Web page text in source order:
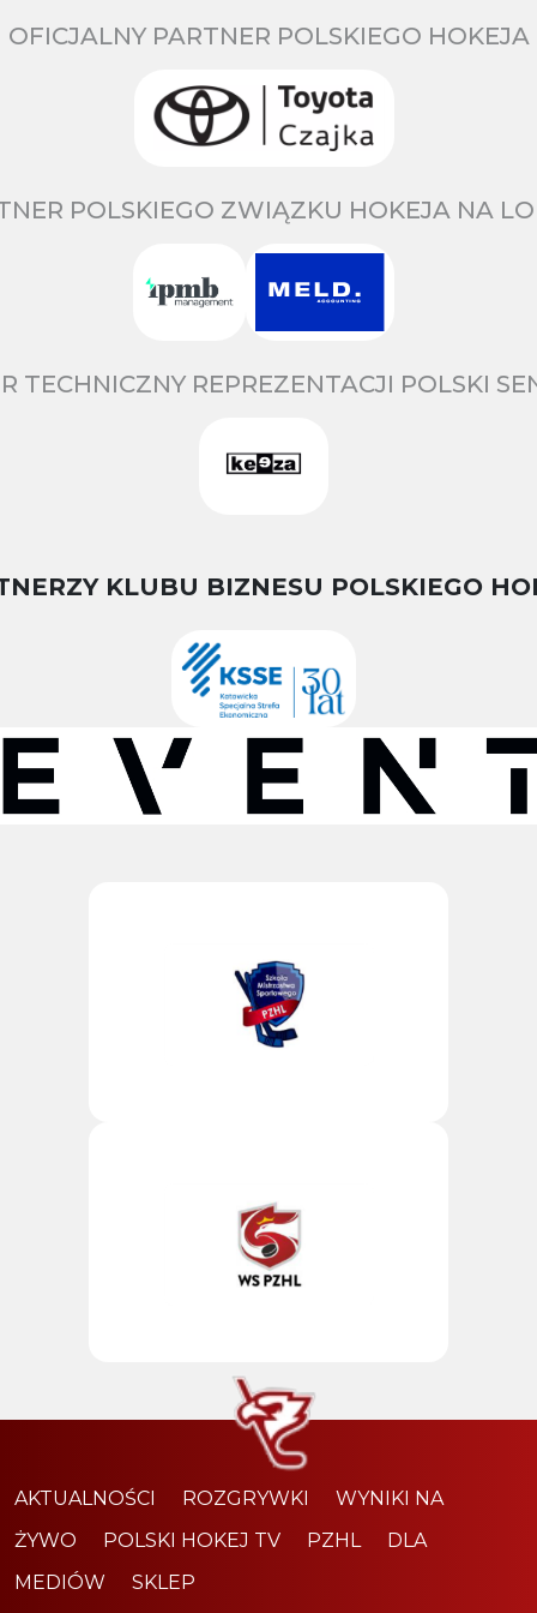
OFICJALNY PARTNER POLSKIEGO HOKEJA
POLSKIEGO ZWIĄZKU HOKEJA NA
TECHNICZNY REPREZENTACJI POLSKI
KLUBU BIZNESU POLSKIEGO
AKTUALNOŚCI ROZGRYWKI
WYNIKI NA
ŻYWO
POLSKI HOKEJ TV PZHL
DLA
MEDIÓW
SKLEP